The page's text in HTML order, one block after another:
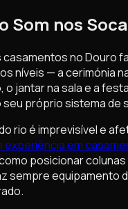
Som nos
no Douro
níveis — a cerimónia
jantar na sala e a
próprio sistema de
rio é imprevisível e
experiência em
posicionar colunas
sempre equipamento